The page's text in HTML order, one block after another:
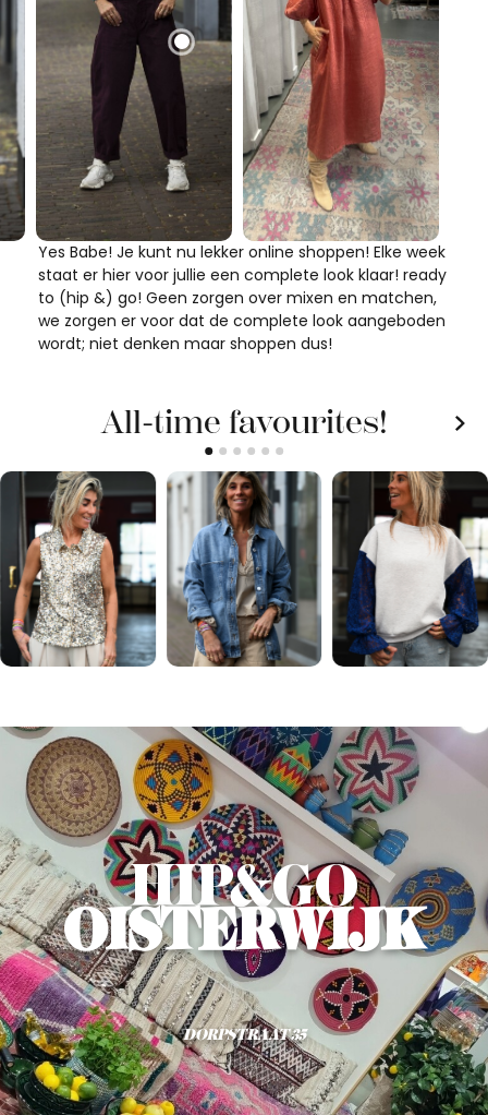
Yes Babe! Je kunt nu lekker online shoppen! Elke week
staat er hier voor jullie een complete look klaar! ready
to (hip &) go! Geen zorgen over mixen en matchen,
we zorgen er voor dat de complete look aangeboden
wordt; niet denken maar shoppen dus!
HIP&GO
OISTERWIJK
DORPSTRAAT 35
All-time favourites!